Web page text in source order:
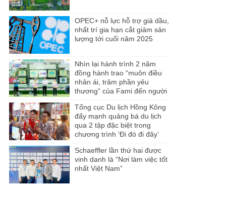
OPEC+ nỗ lực hỗ trợ giá dầu,
nhất trí gia hạn cắt giảm sản
lượng tới cuối năm 2025
Nhìn lại hành trình 2 năm
đồng hành trao “muôn điều
nhân ái, trăm phần yêu
thương” của Fami đến người
Tổng cục Du lịch Hồng Kông
đẩy mạnh quảng bá du lịch
qua 2 tập đặc biệt trong
chương trình ‘Đi đó đi đây’
Schaeffler lần thứ hai được
vinh danh là “Nơi làm việc tốt
nhất Việt Nam”